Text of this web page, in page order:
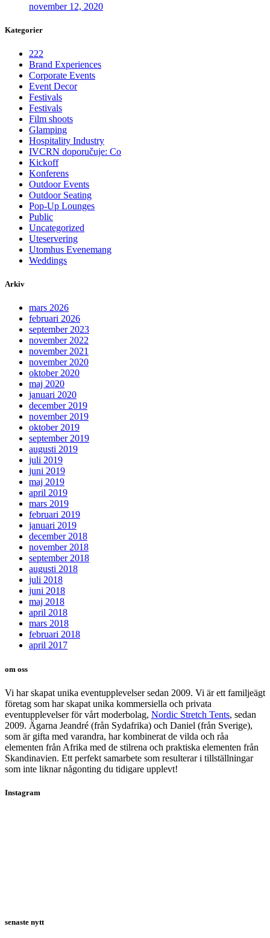
november 12, 2020
Kategorier
222
Brand Experiences
Corporate Events
Event Decor
Festivals
Festivals
Film shoots
Glamping
Hospitality Industry
IVCRN doporučuje: Co
Kickoff
Konferens
Outdoor Events
Outdoor Seating
Pop-Up Lounges
Public
Uncategorized
Uteservering
Utomhus Evenemang
Weddings
Arkiv
mars 2026
februari 2026
september 2023
november 2022
november 2021
november 2020
oktober 2020
maj 2020
januari 2020
december 2019
november 2019
oktober 2019
september 2019
augusti 2019
juli 2019
juni 2019
maj 2019
april 2019
mars 2019
februari 2019
januari 2019
december 2018
november 2018
september 2018
augusti 2018
juli 2018
juni 2018
maj 2018
april 2018
mars 2018
februari 2018
april 2017
om oss
Vi har skapat unika eventupplevelser sedan 2009. Vi är ett familjeägt
företag som har skapat unika kommersiella och privata
eventupplevelser för vårt moderbolag, Nordic Stretch Tents, sedan
2009. Ägarna Jeandré (från Sydafrika) och Daniel (från Sverige),
som är gifta med varandra, har kombinerat de vilda och råa
elementen från Afrika med de stilrena och praktiska elementen från
Skandinavien. Ett perfekt samarbete som resulterar i tillställningar
som inte liknar någonting du tidigare upplevt!
Instagram
senaste nytt